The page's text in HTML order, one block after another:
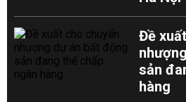
Đề
sản
hàng